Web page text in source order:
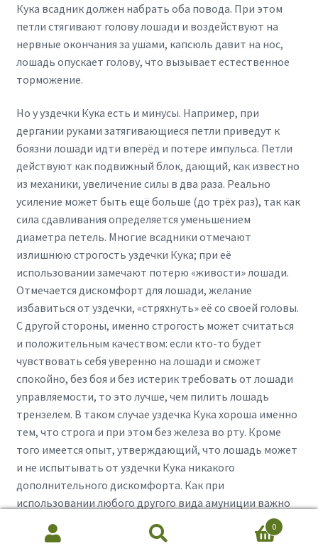
Кука всадник должен набрать оба повода. При этом
петли стягивают голову лошади и воздействуют на
нервные окончания за ушами, капсюль давит на нос,
лошадь опускает голову, что вызывает естественное
торможение.
Но у уздечки Кука есть и минусы. Например, при
дергании руками затягивающиеся петли приведут к
боязни лошади идти вперёд и потере импульса. Петли
действуют как подвижный блок, дающий, как известно
из механики, увеличение силы в два раза. Реально
усиление может быть ещё больше (до трёх раз), так как
сила сдавливания определяется уменьшением
диаметра петель. Многие всадники отмечают
излишнюю строгость уздечки Кука; при её
использовании замечают потерю «живости» лошади.
Отмечается дискомфорт для лошади, желание
избавиться от уздечки, «стряхнуть» её со своей головы.
С другой стороны, именно строгость может считаться
и положительным качеством: если кто-то будет
чувствовать себя уверенно на лошади и сможет
спокойно, без боя и без истерик требовать от лошади
управляемости, то это лучше, чем пилить лошадь
трензелем. В таком случае уздечка Кука хороша именно
тем, что строга и при этом без железа во рту. Кроме
того имеется опыт, утверждающий, что лошадь может
и не испытывать от уздечки Кука никакого
дополнительного дискомфорта. Как при
использовании любого другого вида амуниции важно
грамотное, обдуманное управление и чёткое осознание
желаемого управления.
Search
0